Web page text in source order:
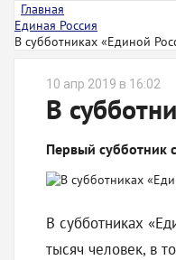
Главная
Единая Россия
В субботниках «Единой
10 апр 2019 в 16:02
В
Первый субботник
В субботниках
тысяч человек, в